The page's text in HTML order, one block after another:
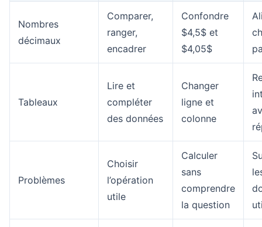
Nombres
décimaux
Comparer,
ranger,
encadrer
Confondre
$4,5$ et
$4,05$
Tableaux
Lire et
compléter
des données
Changer
ligne et
colonne
Problèmes
Choisir
l’opération
utile
Calculer
sans
comprendre
la question